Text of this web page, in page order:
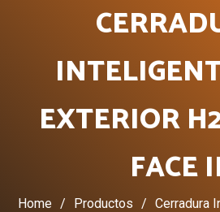
EXTERIOR
FACE
Home / Productos / Cerradura